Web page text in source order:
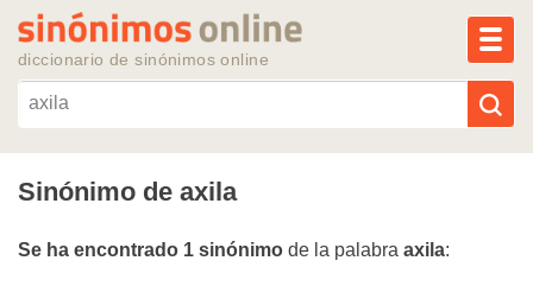
diccionario de sinónimos online
Reescribir texto con IA
Sinónimo de axila
Se ha encontrado 1 sinónimo de la palabra axila: